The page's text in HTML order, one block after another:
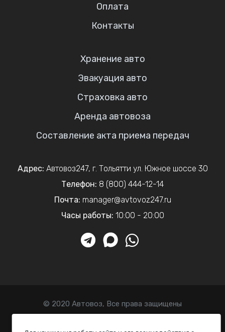
Оплата
Контакты
Хранение авто
Эвакуация авто
Страховка авто
Аренда автовоза
Составление акта приема передач
Адрес: Автовоз247, г. Тольятти ул. Южное шоссе 30
Телефон: 8 (800) 444-12-14
Почта: manager@avtovoz247.ru
Часы работы: 10:00 - 20:00
© 2020 Автовоз, Все права защищены